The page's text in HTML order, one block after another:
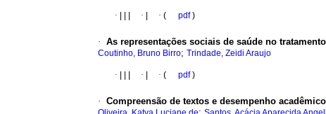
· · · ( pdf)
· As representações sociais de saúde no
Coutinho, Bruno Birro; Trindade, Zeidi Araujo
· · · ( pdf)
· Compreensão de textos e desempenho acadêmico